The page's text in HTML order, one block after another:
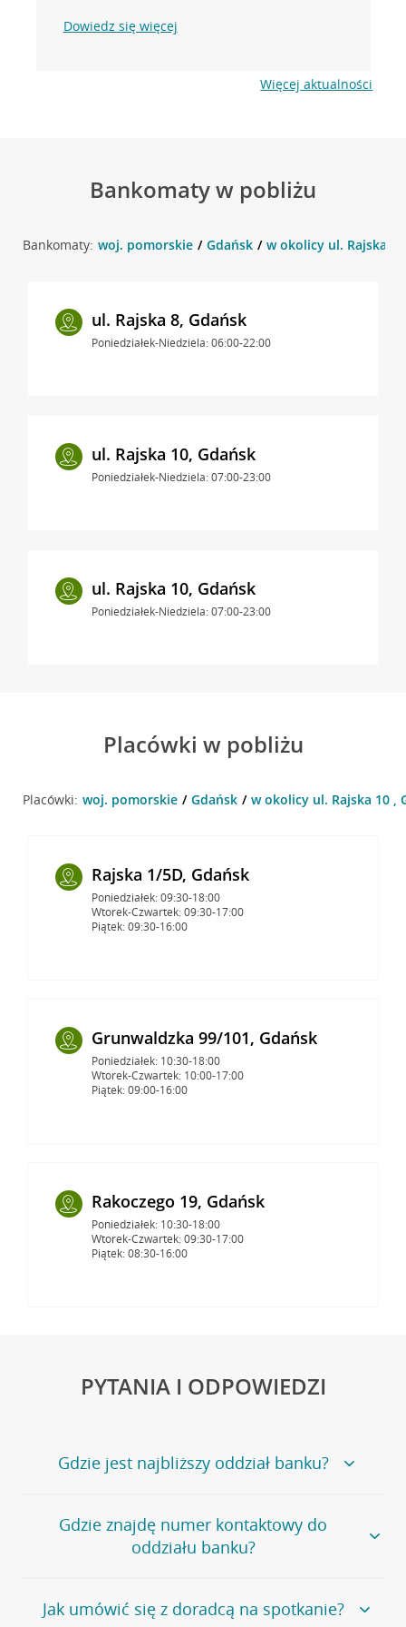
Dowiedz się więcej
Więcej aktualności
Bankomaty w pobliżu
Bankomaty: woj. pomorskie Gdańsk w okolicy ul. Rajska
ul. Rajska 8, Gdańsk
Poniedziałek-Niedziela: 06:00-22:00
ul. Rajska 10, Gdańsk
Poniedziałek-Niedziela: 07:00-23:00
ul. Rajska 10, Gdańsk
Poniedziałek-Niedziela: 07:00-23:00
Placówki w pobliżu
Placówki: woj. pomorskie Gdańsk w okolicy ul. Rajska 10 ,
Rajska 1/5D, Gdańsk
Poniedziałek: 09:30-18:00
Wtorek-Czwartek: 09:30-17:00
Piątek: 09:30-16:00
Grunwaldzka 99/101, Gdańsk
Poniedziałek: 10:30-18:00
Wtorek-Czwartek: 10:00-17:00
Piątek: 09:00-16:00
Rakoczego 19, Gdańsk
Poniedziałek: 10:30-18:00
Wtorek-Czwartek: 09:30-17:00
Piątek: 08:30-16:00
PYTANIA I ODPOWIEDZI
Gdzie jest najbliższy oddział banku?
Jeśli szukasz oddziału naszego banku, zapraszamy na
stronęPlacówki i bankomaty, na której znajduje się
wygodna wyszukiwarka.
oddziałów
Gdzie znajdę numer kontaktowy do
oddziału banku?
Bank Credit Agricole nie udostępnia ogólnego numeru
telefonu do placówki bankowej.
Jak umówić się z doradcą na spotkanie?